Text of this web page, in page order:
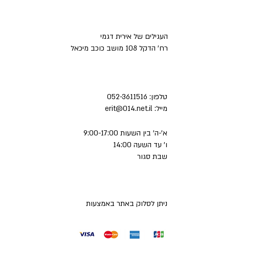
העגילים של אירית דגמי
רח' הדקל 108 מושב כוכב מיכאל
טלפון: 052-3611516
מייל: erit@014.net.il
א'-ה' בין השעות 9:00-17:00
ו' עד השעה 14:00
שבת סגור
ניתן לסלוק באתר באמצעות